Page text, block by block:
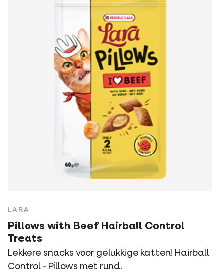
LARA
Pillows with Beef Hairball Control
Treats
Lekkere snacks voor gelukkige katten! Hairball
Control - Pillows met rund.